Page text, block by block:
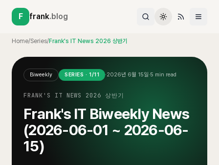
F frank.blog
Home/Series/Frank's IT News 2026 상반기
Biweekly SERIES · 1/11 ·2026년 6월 15일·5 min read
FRANK'S IT NEWS 2026 상반기
Frank's IT Biweekly News
(2026-06-01 ~ 2026-06-
15)